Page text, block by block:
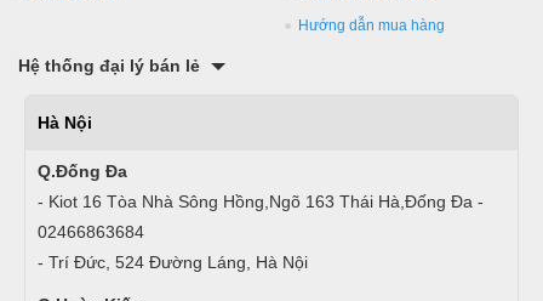
Hướng dẫn mua hàng
Hệ thống đại lý bán lẻ
Hà Nội
Q.Đống Đa
- Kiot 16 Tòa Nhà Sông Hồng,Ngõ 163 Thái Hà,Đống Đa -
02466863684
- Trí Đức, 524 Đường Láng, Hà Nội